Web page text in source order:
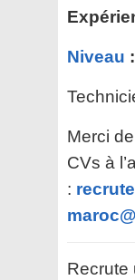
Niveau :
Merci
CVs à
:
Recrute